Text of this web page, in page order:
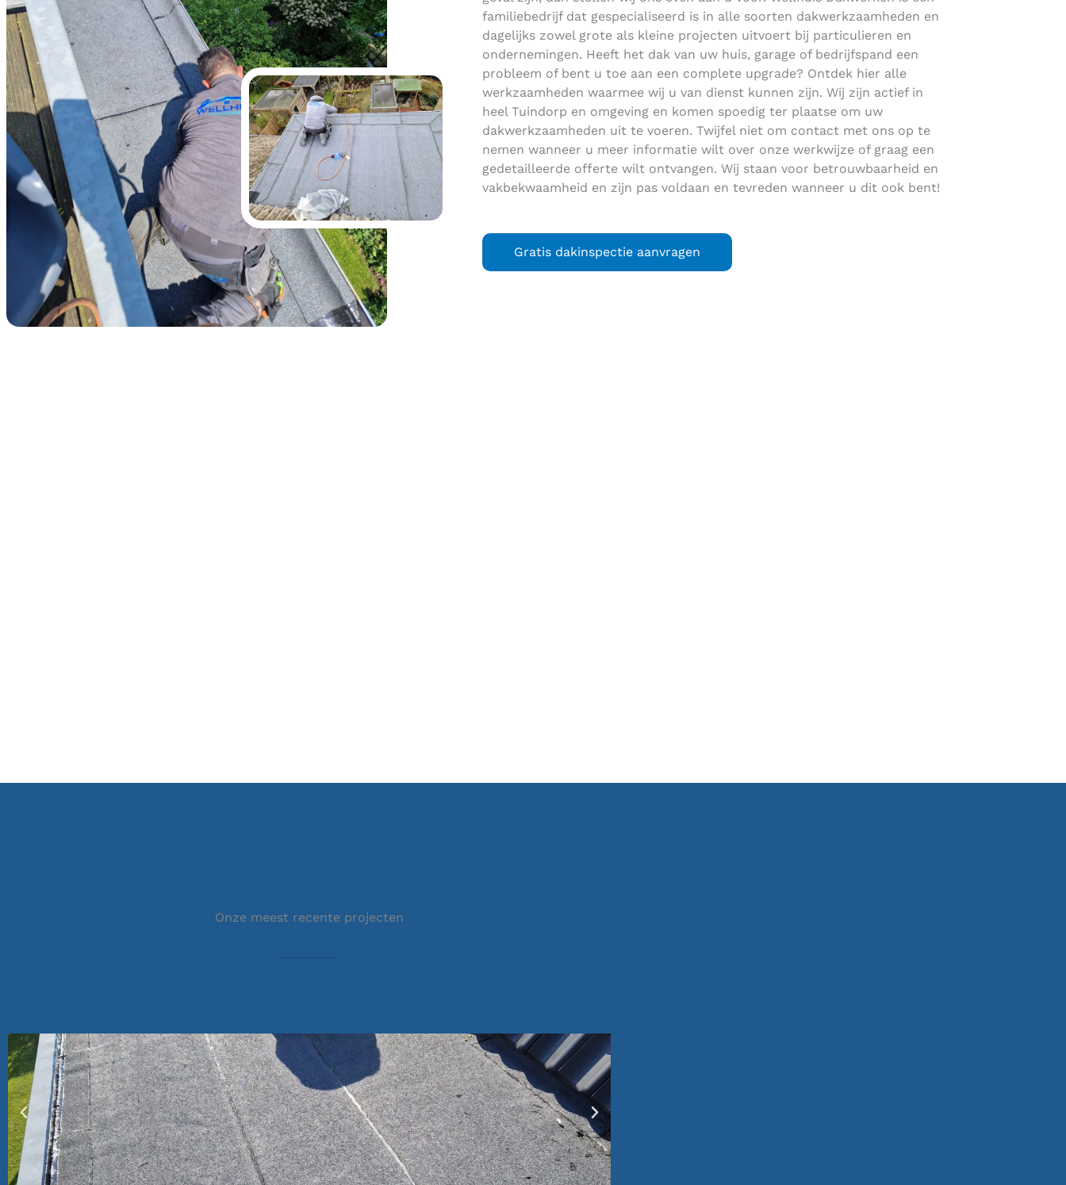
familiebedrijf dat gespecialiseerd is in alle soorten dakwerkzaamheden en
dagelijks zowel grote als kleine projecten uitvoert bij particulieren en
ondernemingen. Heeft het dak van uw huis, garage of bedrijfspand een
probleem of bent u toe aan een complete upgrade? Ontdek hier alle
werkzaamheden waarmee wij u van dienst kunnen zijn. Wij zijn actief in
heel Tuindorp en omgeving en komen spoedig ter plaatse om uw
dakwerkzaamheden uit te voeren. Twijfel niet om contact met ons op te
nemen wanneer u meer informatie wilt over onze werkwijze of graag een
gedetailleerde offerte wilt ontvangen. Wij staan voor betrouwbaarheid en
vakbekwaamheid en zijn pas voldaan en tevreden wanneer u dit ook bent!
Gratis dakinspectie aanvragen
Onze meest recente projecten